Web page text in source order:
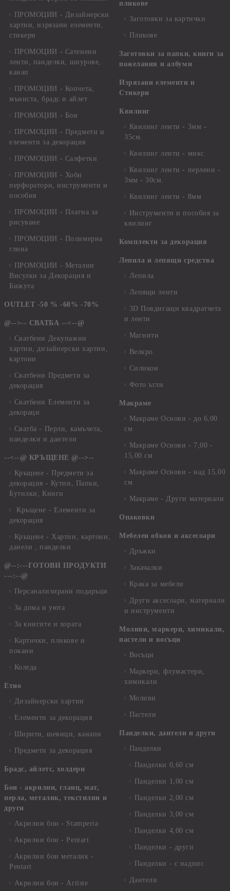
ПРОМОЦИИ - Дизайнерски
хартии, изрязани елементи,
стикери
ПРОМОЦИИ - Сатенени
ленти, панделки, шнурове,
канап
ПРОМОЦИИ - Копчета,
мъниста, брадс и айлет
ПРОМОЦИИ - Бои
ПРОМОЦИИ - Предмети и
елементи за декорация
ПРОМОЦИИ - Салфетки
ПРОМОЦИИ - Хоби
перфоратори, инструменти и
пособия
ПРОМОЦИИ - Платна за
рисуване
ПРОМОЦИИ - Полимерна
глина
ПРОМОЦИИ - Метални
Висулки за Декорация и
Бижута
OUTLET -50 % -60% -70%
@-->-- СВАТБА --<--@
Сватбени Декупажни
хартии, дизайнерски хартии,
картони
Сватбени Предмети за
декорация
Сватбени Елементи за
декораци
Сватба - Перли, камъчета,
панделки и дантели
--<--@ КРЪЩЕНЕ @-->--
Кръщене - Предмети за
декорация - Кутии, Папки,
Бутилки, Книги
Кръщене - Елементи за
декорация
Кръщене - Хартии, картони,
данели , панделки
@--:---ГОТОВИ ПРОДУКТИ
---:--@
Персанализирани подаръци
За дома и уюта
За книгите и хората
Картички, пликове и
покани
Коледа
Етно
Дизайнерски хартии
Елементи за декорация
Ширити, шевици, канапи
Предмети за декорация
Брадс, айлетс, холдери
Бои - акрилни, гланц, мат,
перла, металик, текстилни и
други
Акрилни бои - Stamperia
Акрилни бои - Pentart
Акрилни бои металик -
Pentart
Акрилни бои - Artiste
пликове
Заготовки за картички
Пликове
Заготовки за папки, книги за
пожелания и албуми
Изрязани елементи и
Стикери
Квилинг
Квилинг ленти - 3мм -
35см.
Квилинг ленти - микс
Квилинг ленти - перлени -
3мм - 30см.
Квилинг ленти - 8мм
Инструменти и пособия за
квилинг
Комплекти за декорация
Лепила и лепящи средства
Лепила
Лепящи ленти
3D Повдигащи квадратчета
и ленти
Магнити
Велкро
Силикон
Фото ъгли
Макраме
Макраме Основи - до 6,00
см
Макраме Основи - 7,00 -
15,00 см
Макраме Основи - над 15,00
см
Макраме - Други материали
Опаковки
Мебелен обков и аксесоари
Дръжки
Закачалки
Крака за мебели
Други аксесоари, материали
и инструменти
Моливи, маркери, химикали,
пастели и восъци
Восъци
Маркери, флумастери,
химикали
Моливи
Пастели
Панделки, дантели и други
Панделки
Панделки 0,60 см
Панделки 1,00 см
Панделки 2,00 см
Панделки 3,00 см
Панделки 4,00 см
Панделки - други
Панделки - с надпис
Дантели